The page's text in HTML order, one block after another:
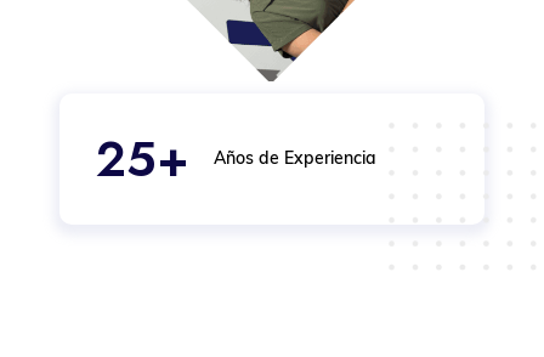
25+ Años de Experiencia